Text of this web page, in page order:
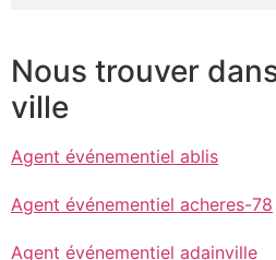
Nous trouver
ville
Agent événementiel ablis
Agent événementiel acheres-78
Agent événementiel adainville